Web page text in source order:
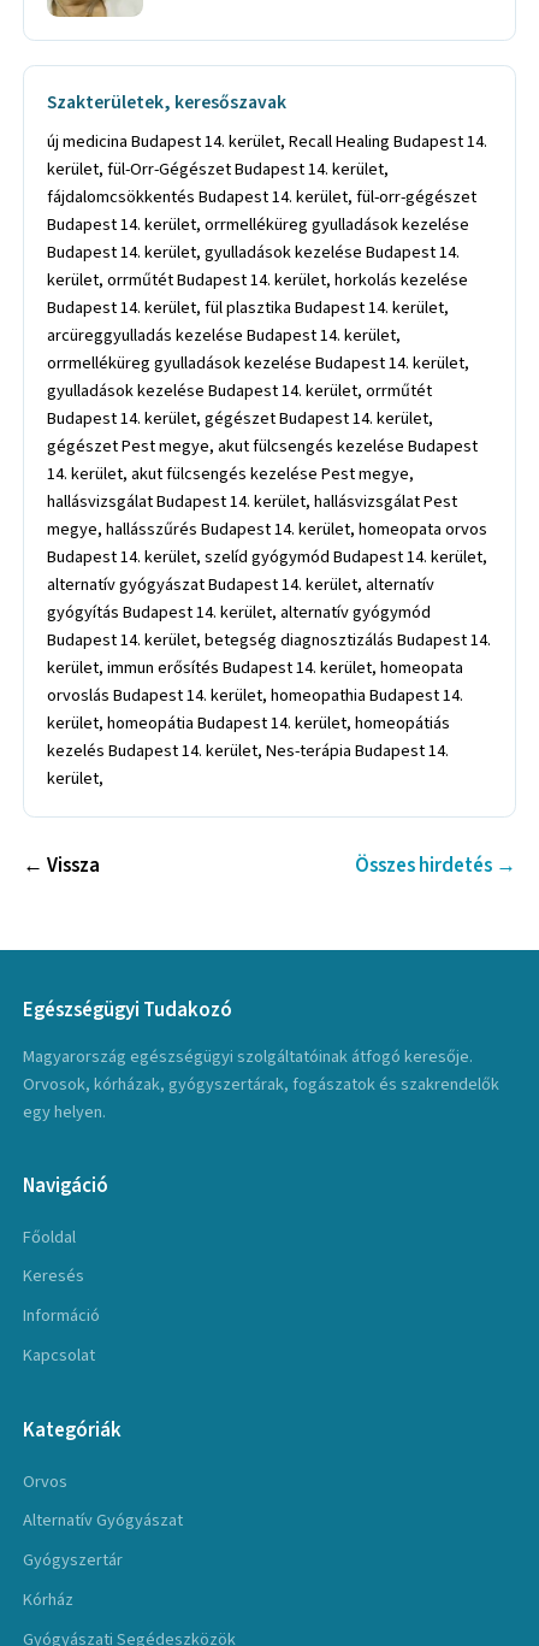
Szakterületek, keresőszavak
új medicina Budapest 14. kerület, Recall Healing Budapest 14.
kerület, fül-Orr-Gégészet Budapest 14. kerület,
fájdalomcsökkentés Budapest 14. kerület, fül-orr-gégészet
Budapest 14. kerület, orrmelléküreg gyulladások kezelése
Budapest 14. kerület, gyulladások kezelése Budapest 14.
kerület, orrműtét Budapest 14. kerület, horkolás kezelése
Budapest 14. kerület, fül plasztika Budapest 14. kerület,
arcüreggyulladás kezelése Budapest 14. kerület,
orrmelléküreg gyulladások kezelése Budapest 14. kerület,
gyulladások kezelése Budapest 14. kerület, orrműtét
Budapest 14. kerület, gégészet Budapest 14. kerület,
gégészet Pest megye, akut fülcsengés kezelése Budapest
14. kerület, akut fülcsengés kezelése Pest megye,
hallásvizsgálat Budapest 14. kerület, hallásvizsgálat Pest
megye, hallásszűrés Budapest 14. kerület, homeopata orvos
Budapest 14. kerület, szelíd gyógymód Budapest 14. kerület,
alternatív gyógyászat Budapest 14. kerület, alternatív
gyógyítás Budapest 14. kerület, alternatív gyógymód
Budapest 14. kerület, betegség diagnosztizálás Budapest 14.
kerület, immun erősítés Budapest 14. kerület, homeopata
orvoslás Budapest 14. kerület, homeopathia Budapest 14.
kerület, homeopátia Budapest 14. kerület, homeopátiás
kezelés Budapest 14. kerület, Nes-terápia Budapest 14.
kerület,
← Vissza Összes hirdetés →
Egészségügyi Tudakozó
Magyarország egészségügyi szolgáltatóinak átfogó keresője.
Orvosok, kórházak, gyógyszertárak, fogászatok és szakrendelők
egy helyen.
Navigáció
Főoldal
Keresés
Információ
Kapcsolat
Kategóriák
Orvos
Alternatív Gyógyászat
Gyógyszertár
Kórház
Gyógyászati Segédeszközök